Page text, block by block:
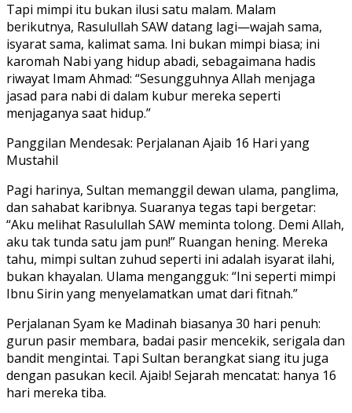
Tapi mimpi itu bukan ilusi satu malam. Malam
berikutnya, Rasulullah SAW datang lagi—wajah sama,
isyarat sama, kalimat sama. Ini bukan mimpi biasa; ini
karomah Nabi yang hidup abadi, sebagaimana hadis
riwayat Imam Ahmad: “Sesungguhnya Allah menjaga
jasad para nabi di dalam kubur mereka seperti
menjaganya saat hidup.”
Panggilan Mendesak: Perjalanan Ajaib 16 Hari yang
Mustahil
Pagi harinya, Sultan memanggil dewan ulama, panglima,
dan sahabat karibnya. Suaranya tegas tapi bergetar:
“Aku melihat Rasulullah SAW meminta tolong. Demi Allah,
aku tak tunda satu jam pun!” Ruangan hening. Mereka
tahu, mimpi sultan zuhud seperti ini adalah isyarat ilahi,
bukan khayalan. Ulama mengangguk: “Ini seperti mimpi
Ibnu Sirin yang menyelamatkan umat dari fitnah.”
Perjalanan Syam ke Madinah biasanya 30 hari penuh:
gurun pasir membara, badai pasir mencekik, serigala dan
bandit mengintai. Tapi Sultan berangkat siang itu juga
dengan pasukan kecil. Ajaib! Sejarah mencatat: hanya 16
hari mereka tiba.